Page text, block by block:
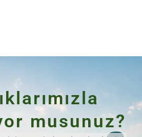
musunuz?